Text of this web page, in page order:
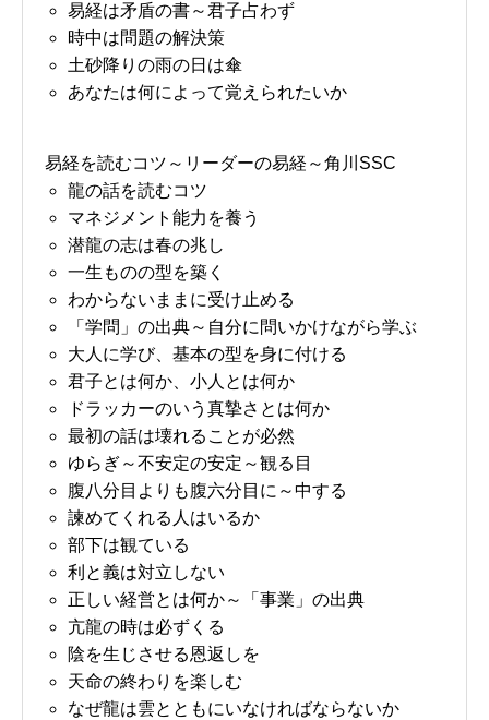
易経は矛盾の書～君子占わず
時中は問題の解決策
土砂降りの雨の日は傘
あなたは何によって覚えられたいか
易経を読むコツ～リーダーの易経～角川SSC
龍の話を読むコツ
マネジメント能力を養う
潜龍の志は春の兆し
一生ものの型を築く
わからないままに受け止める
「学問」の出典～自分に問いかけながら学ぶ
大人に学び、基本の型を身に付ける
君子とは何か、小人とは何か
ドラッカーのいう真摯さとは何か
最初の話は壊れることが必然
ゆらぎ～不安定の安定～観る目
腹八分目よりも腹六分目に～中する
諫めてくれる人はいるか
部下は観ている
利と義は対立しない
正しい経営とは何か～「事業」の出典
亢龍の時は必ずくる
陰を生じさせる恩返しを
天命の終わりを楽しむ
なぜ龍は雲とともにいなければならないか